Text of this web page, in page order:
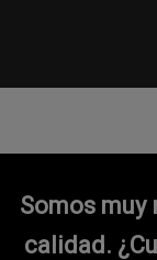
Somos muy
calidad.